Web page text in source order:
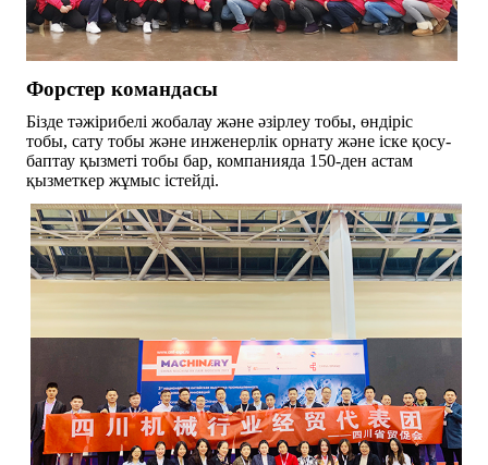
Форстер командасы
Бізде тәжірибелі жобалау және әзірлеу тобы, өндіріс
тобы, сату тобы және инженерлік орнату және іске қосу-
баптау қызметі тобы бар, компанияда 150-ден астам
қызметкер жұмыс істейді.